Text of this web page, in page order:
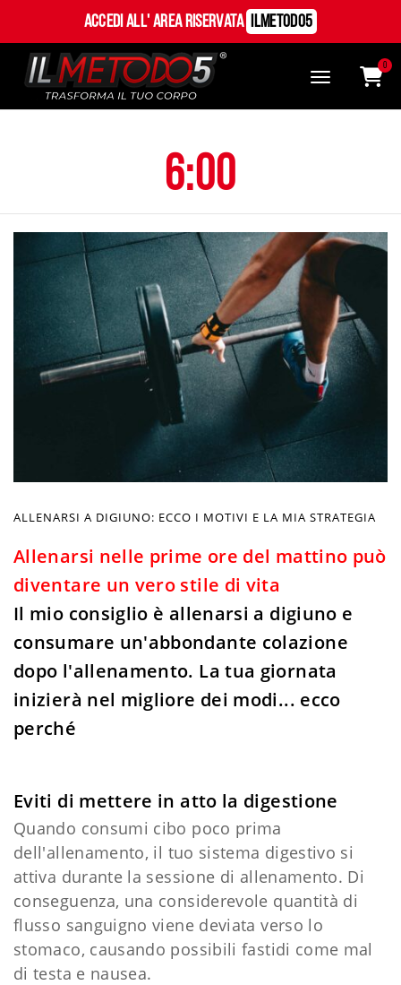
Accedi all' Area Riservata ILMetodo5
0
6:00
ALLENARSI A DIGIUNO: ECCO I MOTIVI E LA MIA STRATEGIA
Allenarsi nelle prime ore del mattino può
diventare un vero stile di vita
Il mio consiglio è allenarsi a digiuno e
consumare un'abbondante colazione
dopo l'allenamento. La tua giornata
inizierà nel migliore dei modi... ecco
perché
Eviti di mettere in atto la digestione
Quando consumi cibo poco prima
dell'allenamento, il tuo sistema digestivo si
attiva durante la sessione di allenamento. Di
conseguenza, una considerevole quantità di
flusso sanguigno viene deviata verso lo
stomaco, causando possibili fastidi come mal
di testa e nausea.